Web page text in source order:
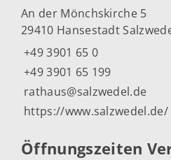
An der Mönchskirche 5
29410 Hansestadt
+49 3901 65 0
+49 3901 65 199
rathaus@salzwedel.de
https://www.salzwedel.de/
Öffnungszeiten